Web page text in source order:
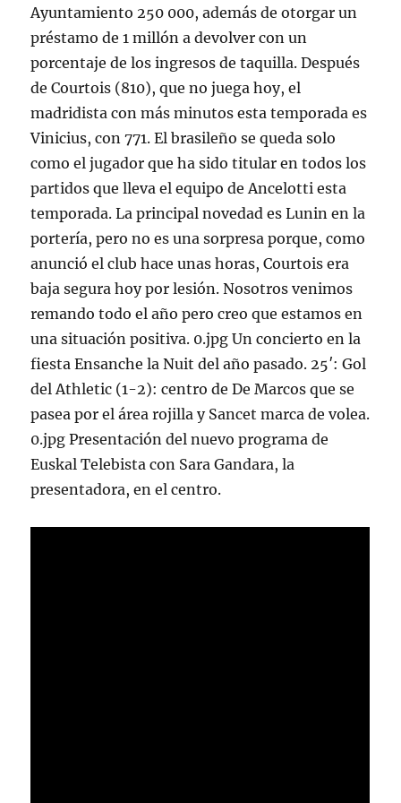
Ayuntamiento 250 000, además de otorgar un
préstamo de 1 millón a devolver con un
porcentaje de los ingresos de taquilla. Después
de Courtois (810), que no juega hoy, el
madridista con más minutos esta temporada es
Vinicius, con 771. El brasileño se queda solo
como el jugador que ha sido titular en todos los
partidos que lleva el equipo de Ancelotti esta
temporada. La principal novedad es Lunin en la
portería, pero no es una sorpresa porque, como
anunció el club hace unas horas, Courtois era
baja segura hoy por lesión. Nosotros venimos
remando todo el año pero creo que estamos en
una situación positiva. 0.jpg Un concierto en la
fiesta Ensanche la Nuit del año pasado. 25′: Gol
del Athletic (1-2): centro de De Marcos que se
pasea por el área rojilla y Sancet marca de volea.
0.jpg Presentación del nuevo programa de
Euskal Telebista con Sara Gandara, la
presentadora, en el centro.